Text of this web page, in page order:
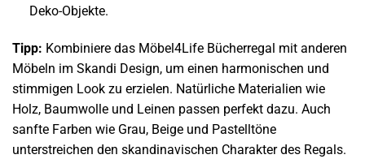
Deko-Objekte.
Tipp: Kombiniere das Möbel4Life Bücherregal mit anderen
Möbeln im Skandi Design, um einen harmonischen und
stimmigen Look zu erzielen. Natürliche Materialien wie
Holz, Baumwolle und Leinen passen perfekt dazu. Auch
sanfte Farben wie Grau, Beige und Pastelltöne
unterstreichen den skandinavischen Charakter des Regals.